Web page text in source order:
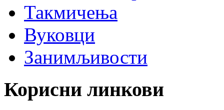
Такмичења
Вуковци
Занимљивости
Корисни линкови